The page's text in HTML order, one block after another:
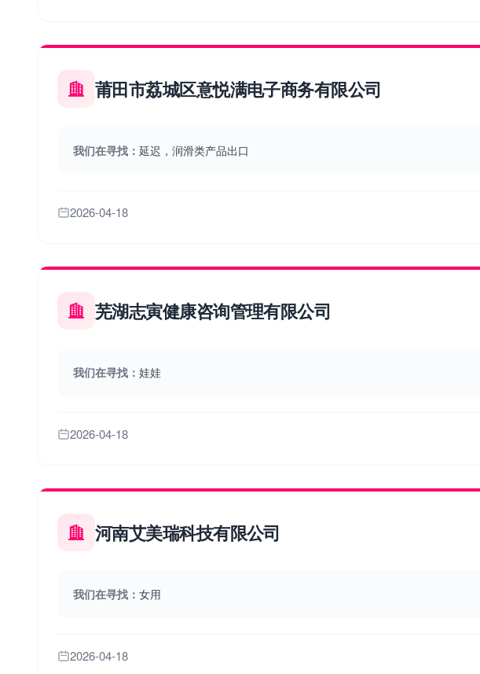
莆田市荔城区意悦满电子商务有限公司
我们在寻找： 延迟，润滑类产品出口
2026-04-18
芜湖志寅健康咨询管理有限公司
我们在寻找： 娃娃
2026-04-18
河南艾美瑞科技有限公司
我们在寻找： 女用
2026-04-18